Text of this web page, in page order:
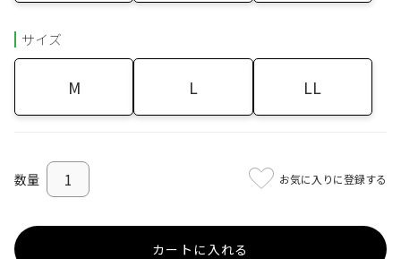
サイズ
M L LL
お気に入りに登録する
カートに入れる